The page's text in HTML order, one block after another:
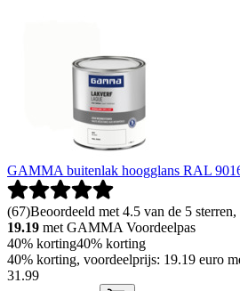
GAMMA buitenlak hoogglans RAL
(67)Beoordeeld met 4.5 van de 5
19.19 met GAMMA Voordeelpas
40% korting40% korting
40% korting, voordeelprijs: 19.19 euro
31 .99